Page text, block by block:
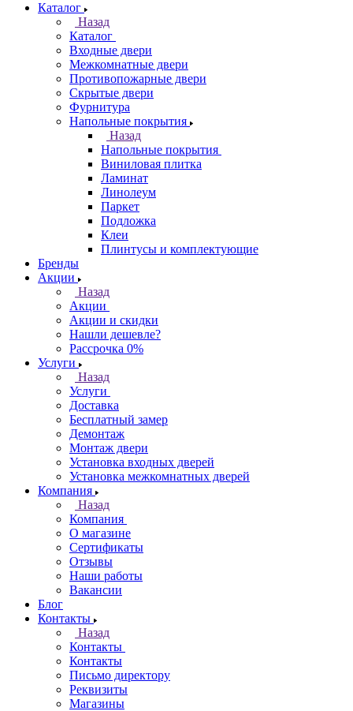
Каталог
Назад
Каталог
Входные двери
Межкомнатные двери
Противопожарные двери
Скрытые двери
Фурнитура
Напольные покрытия
Назад
Напольные покрытия
Виниловая плитка
Ламинат
Линолеум
Паркет
Подложка
Клеи
Плинтусы и комплектующие
Бренды
Акции
Назад
Акции
Акции и скидки
Нашли дешевле?
Рассрочка 0%
Услуги
Назад
Услуги
Доставка
Бесплатный замер
Демонтаж
Монтаж двери
Установка входных дверей
Установка межкомнатных дверей
Компания
Назад
Компания
О магазине
Сертификаты
Отзывы
Наши работы
Вакансии
Блог
Контакты
Назад
Контакты
Контакты
Письмо директору
Реквизиты
Магазины